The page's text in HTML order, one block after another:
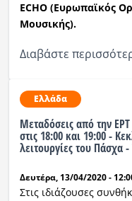
ΕCHO (Ευρωπαϊκός
Μουσικής).
Διαβάστε
Ελλάδα
Μεταδόσεις από την
στις 18:00 και 19:00 -
λειτουργίες του Πάσχα
Δευτέρα, 13/04/2020 -
Στις ιδιάζουσες